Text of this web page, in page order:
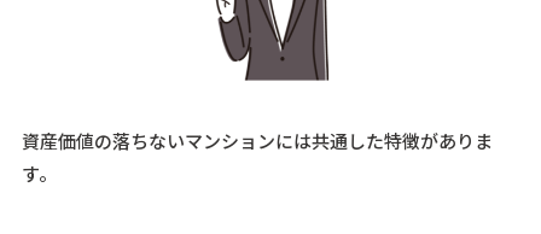
資産価値の落ちないマンションには共通した特徴がありま
す。